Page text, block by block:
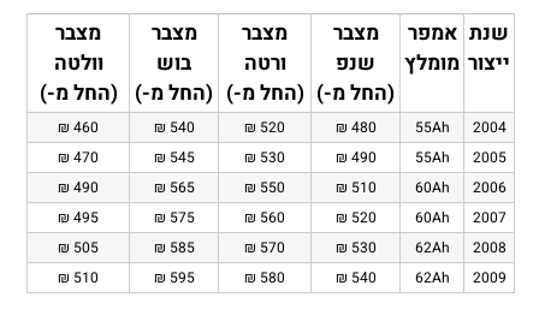
שנת
ייצור
אמפר
מומלץ
מצבר
שנפ
(החל מ-)
מצבר
ורטה
(החל מ-)
מצבר
בוש
(החל מ-)
מצבר
וולטה
(החל מ-)
2004
55Ah
480 ₪
520 ₪
540 ₪
460 ₪
2005
55Ah
490 ₪
530 ₪
545 ₪
470 ₪
2006
60Ah
510 ₪
550 ₪
565 ₪
490 ₪
2007
60Ah
520 ₪
560 ₪
575 ₪
495 ₪
2008
62Ah
530 ₪
570 ₪
585 ₪
505 ₪
2009
62Ah
540 ₪
580 ₪
595 ₪
510 ₪